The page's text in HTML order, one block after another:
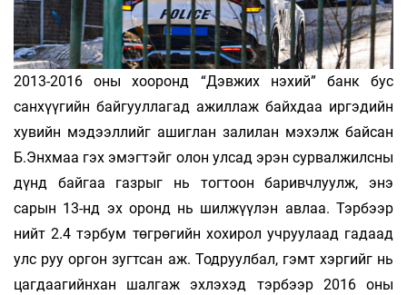
2013-2016 оны хооронд “Дэвжих нэхий” банк бус
санхүүгийн байгууллагад ажиллаж байхдаа иргэдийн
хувийн мэдээллийг ашиглан залилан мэхэлж байсан
Б.Энхмаа гэх эмэгтэйг олон улсад эрэн сурвалжилсны
дүнд байгаа газрыг нь тогтоон баривчлуулж, энэ
сарын 13-нд эх оронд нь шилжүүлэн авлаа. Тэрбээр
нийт 2.4 тэрбум төгрөгийн хохирол учруулаад гадаад
улс руу оргон зугтсан аж. Тодруулбал, гэмт хэргийг нь
цагдаагийнхан шалгаж эхлэхэд тэрбээр 2016 оны